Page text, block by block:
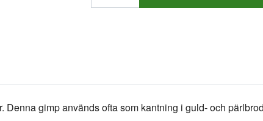
gimp används ofta som kantning i guld- och